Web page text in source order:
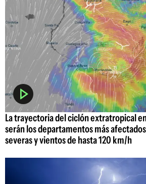
La trayectoria del ciclón extratropical
serán los departamentos más
severas y vientos de hasta 120 km/h